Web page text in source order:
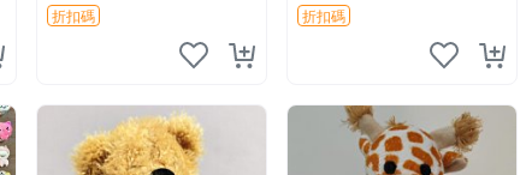
寶逗樂具
折扣碼
擺飾
折扣碼